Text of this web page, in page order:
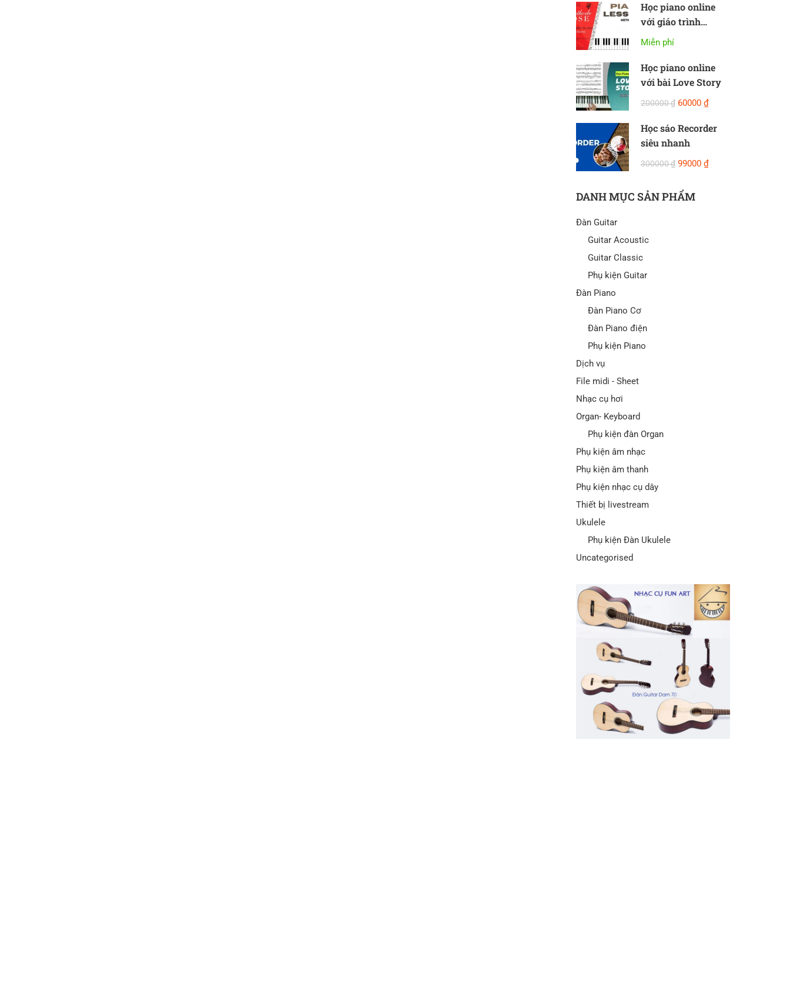
Học piano online
với giáo trình
Methode Rose
Miễn phí
Học piano online
với bài Love Story
200000 ₫ 60000 ₫
Học sáo Recorder
siêu nhanh
300000 ₫ 99000 ₫
DANH MỤC SẢN PHẨM
Đàn Guitar
Guitar Acoustic
Guitar Classic
Phụ kiện Guitar
Đàn Piano
Đàn Piano Cơ
Đàn Piano điện
Phụ kiện Piano
Dịch vụ
File midi - Sheet
Nhạc cụ hơi
Organ- Keyboard
Phụ kiện đàn Organ
Phụ kiện âm nhạc
Phụ kiện âm thanh
Phụ kiện nhạc cụ dây
Thiết bị livestream
Ukulele
Phụ kiện Đàn Ukulele
Uncategorised